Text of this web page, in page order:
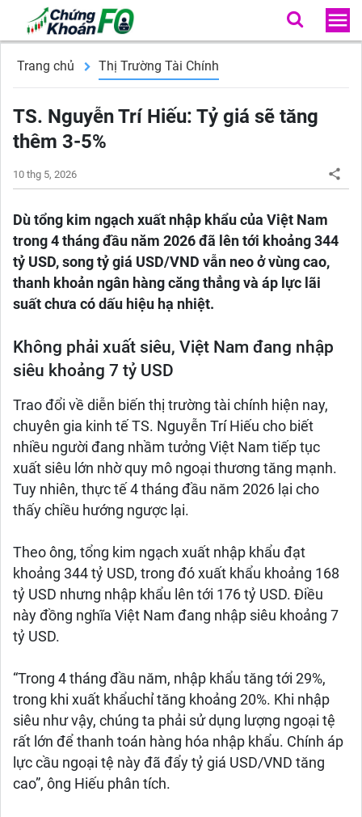
Trang chủ Thị Trường Tài Chính
TS. Nguyễn Trí Hiếu: Tỷ giá sẽ tăng
thêm 3-5%
10 thg 5, 2026
Dù tổng kim ngạch xuất nhập khẩu của Việt Nam
trong 4 tháng đầu năm 2026 đã lên tới khoảng 344
tỷ USD, song tỷ giá USD/VND vẫn neo ở vùng cao,
thanh khoản ngân hàng căng thẳng và áp lực lãi
suất chưa có dấu hiệu hạ nhiệt.
Không phải xuất siêu, Việt Nam đang nhập
siêu khoảng 7 tỷ USD
Trao đổi về diễn biến thị trường tài chính hiện nay,
chuyên gia kinh tế TS. Nguyễn Trí Hiếu cho biết
nhiều người đang nhầm tưởng Việt Nam tiếp tục
xuất siêu lớn nhờ quy mô ngoại thương tăng mạnh.
Tuy nhiên, thực tế 4 tháng đầu năm 2026 lại cho
thấy chiều hướng ngược lại.
Theo ông, tổng kim ngạch xuất nhập khẩu đạt
khoảng 344 tỷ USD, trong đó xuất khẩu khoảng 168
tỷ USD nhưng nhập khẩu lên tới 176 tỷ USD. Điều
này đồng nghĩa Việt Nam đang nhập siêu khoảng 7
tỷ USD.
“Trong 4 tháng đầu năm, nhập khẩu tăng tới 29%,
trong khi xuất khẩuchỉ tăng khoảng 20%. Khi nhập
siêu như vậy, chúng ta phải sử dụng lượng ngoại tệ
rất lớn để thanh toán hàng hóa nhập khẩu. Chính áp
lực cầu ngoại tệ này đã đẩy tỷ giá USD/VND tăng
cao”, ông Hiếu phân tích.